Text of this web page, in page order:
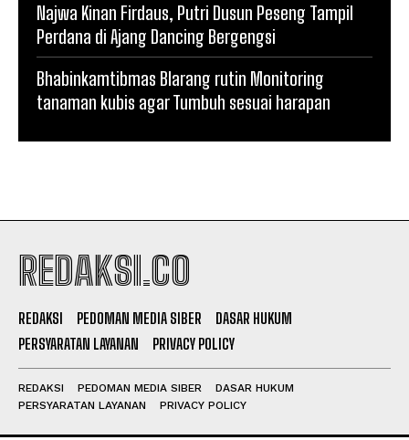
Najwa Kinan Firdaus, Putri Dusun Peseng Tampil
Perdana di Ajang Dancing Bergengsi
Bhabinkamtibmas Blarang rutin Monitoring
tanaman kubis agar Tumbuh sesuai harapan
REDAKSI.CO
REDAKSI PEDOMAN MEDIA SIBER
DASAR HUKUM
PERSYARATAN LAYANAN
PRIVACY POLICY
REDAKSI PEDOMAN MEDIA SIBER
DASAR HUKUM
PERSYARATAN LAYANAN
PRIVACY POLICY